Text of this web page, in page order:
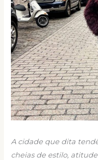
A cidade que dita
cheias de estilo,